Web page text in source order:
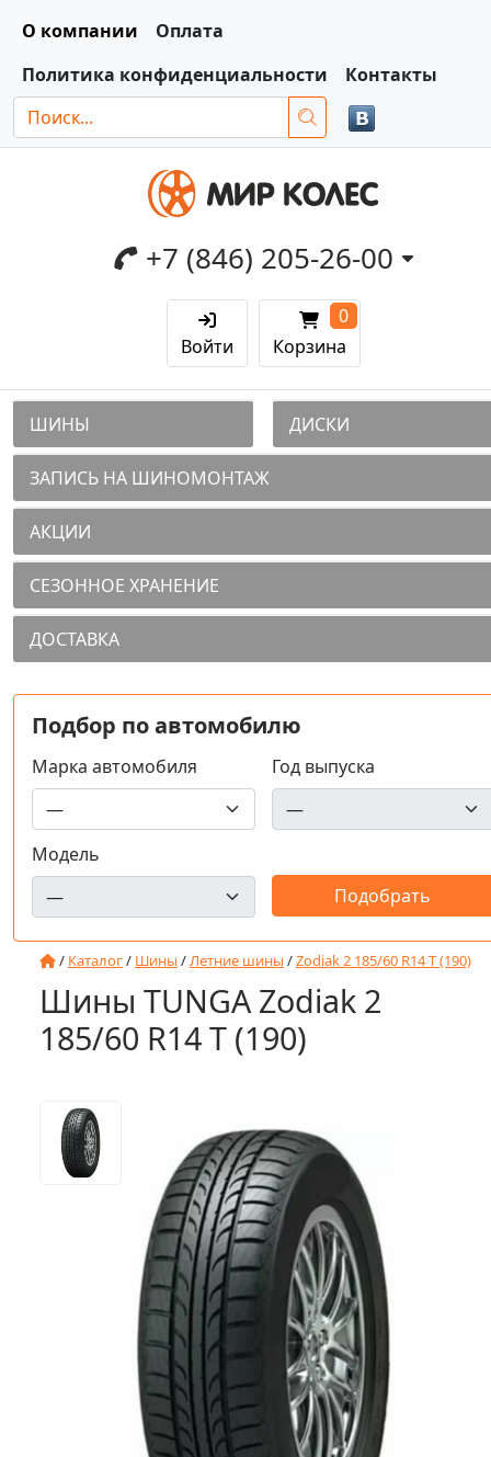
О компании
Оплата
Политика конфиденциальности
Контакты
+7 (846) 205-26-00
Войти Корзина
0
ШИНЫ ДИСКИ
ЗАПИСЬ НА ШИНОМОНТАЖ
АКЦИИ
СЕЗОННОЕ ХРАНЕНИЕ
ДОСТАВКА
Подбор по автомобилю
Марка автомобиля Год выпуска
Модель
/ Каталог/ Шины /Летние шины /Zodiak 2 185/60 R14 T (190)
Шины TUNGA Zodiak 2
185/60 R14 T (190)